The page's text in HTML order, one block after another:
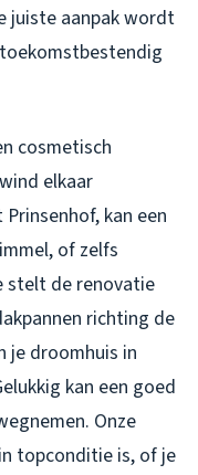
juiste aanpak wordt
cosmetisch
elkaar
kan een
of zelfs
stelt de renovatie
richting de
je droomhuis in
kan een goed
Onze
topconditie is, of je